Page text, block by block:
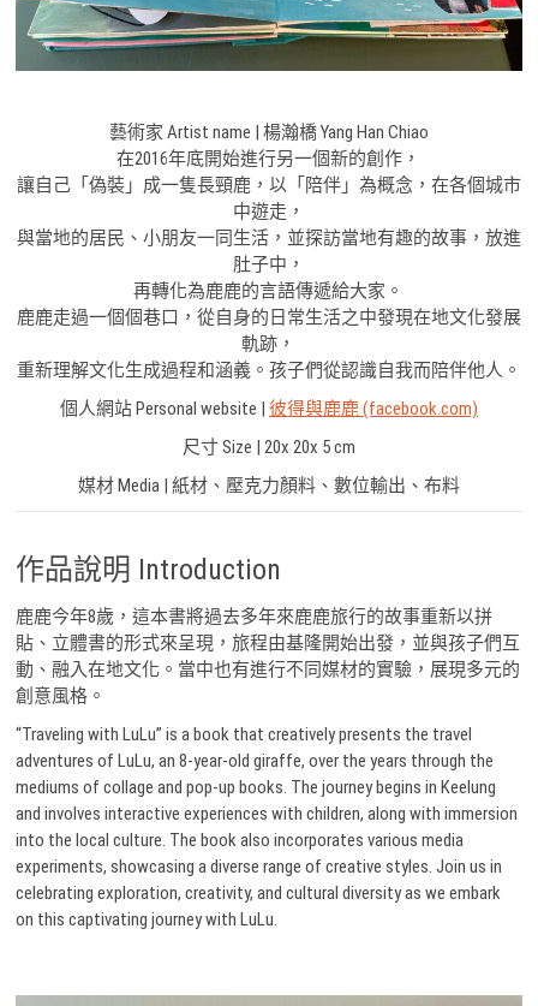
藝術家 Artist name | 楊瀚橋 Yang Han Chiao
在2016年底開始進行另一個新的創作，
讓自己「偽裝」成一隻長頸鹿，以「陪伴」為概念，在各個城市
中遊走，
與當地的居民、小朋友一同生活，並探訪當地有趣的故事，放進
肚子中，
再轉化為鹿鹿的言語傳遞給大家。
鹿鹿走過一個個巷口，從自身的日常生活之中發現在地文化發展
軌跡，
重新理解文化生成過程和涵義。孩子們從認識自我而陪伴他人。
個人網站 Personal website | 彼得與鹿鹿 (facebook.com)
尺寸 Size | 20x 20x 5 cm
媒材 Media | 紙材、壓克力顏料、數位輸出、布料
作品說明 Introduction
鹿鹿今年8歲，這本書將過去多年來鹿鹿旅行的故事重新以拼
貼、立體書的形式來呈現，旅程由基隆開始出發，並與孩子們互
動、融入在地文化。當中也有進行不同媒材的實驗，展現多元的
創意風格。
“Traveling with LuLu” is a book that creatively presents the travel
adventures of LuLu, an 8-year-old giraffe, over the years through the
mediums of collage and pop-up books. The journey begins in Keelung
and involves interactive experiences with children, along with immersion
into the local culture. The book also incorporates various media
experiments, showcasing a diverse range of creative styles. Join us in
celebrating exploration, creativity, and cultural diversity as we embark
on this captivating journey with LuLu.